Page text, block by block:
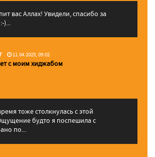
вас Аллаx! Увидели, спасибо за
)...
11.04.2025, 09:02
с моим хиджабом
тоже столкнулась с этой
будто я поспешила с
по...